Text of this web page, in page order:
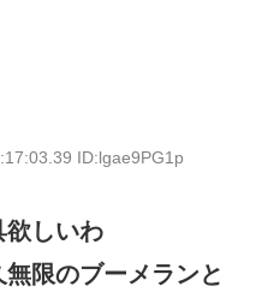
ID:lgae9PG1p
欲しいわ
限のブーメランと